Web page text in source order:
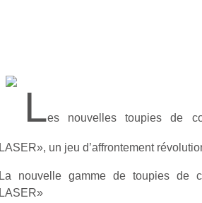
Les nouvelles toupies de
LASER», un jeu d’affrontement
La nouvelle gamme de toupies de
LASER»